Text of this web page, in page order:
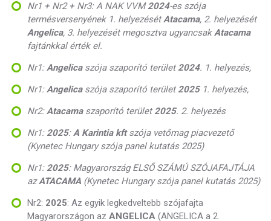
Nr1 + Nr2 + Nr3: A NAK VVM2024-es szója
termésversenyének 1. helyezésétAtacama, 2. helyezését
Angelica, 3. helyezését megosztva ugyancsakAtacama
fajtánkkal érték el.
Nr1:Angelica szója szaporító terület2024. 1. helyezés,
Nr1:Angelica szója szaporító terület2025 1. helyezés,
Nr2:Atacama szaporító terület2025. 2. helyezés
Nr1: 2025:A Karintia kftszója vetőmag piacvezető
(Kynetec Hungary szója panel kutatás 2025)
Nr1:2025: Magyarország ELSŐ SZÁMÚ SZÓJAFAJTÁJA
azATACAMA (Kynetec Hungary szója panel kutatás 2025)
Nr2: 2025: Az egyik legkedveltebb szójafajta
Magyarországon az ANGELICA (ANGELICA a 2.